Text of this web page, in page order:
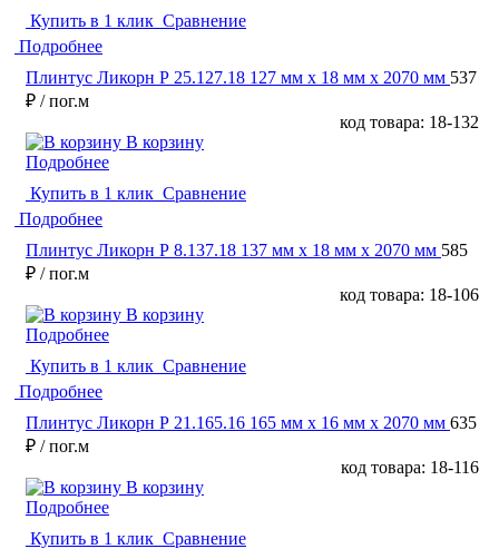
Купить в 1 клик Сравнение
Подробнее
Плинтус Ликорн Р 25.127.18 127 мм х 18 мм х 2070 мм 537
₽ / пог.м
код товара: 18-132
В корзину
Подробнее
Купить в 1 клик Сравнение
Подробнее
Плинтус Ликорн Р 8.137.18 137 мм х 18 мм х 2070 мм 585
₽ / пог.м
код товара: 18-106
В корзину
Подробнее
Купить в 1 клик Сравнение
Подробнее
Плинтус Ликорн Р 21.165.16 165 мм х 16 мм х 2070 мм 635
₽ / пог.м
код товара: 18-116
В корзину
Подробнее
Купить в 1 клик Сравнение